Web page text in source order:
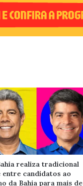
realiza tradicional
entre candidatos ao
da Bahia para mais de